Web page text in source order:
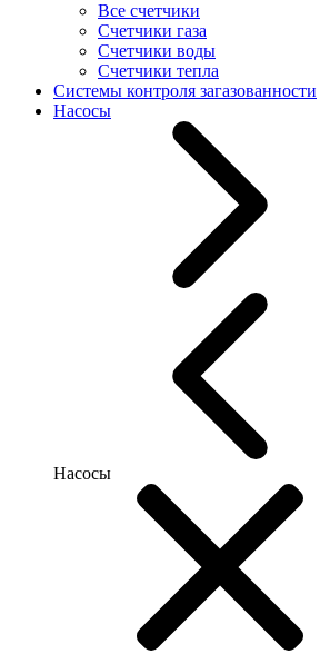
Все счетчики
Счетчики газа
Счетчики воды
Счетчики тепла
Системы контроля загазованности
Насосы
Насосы